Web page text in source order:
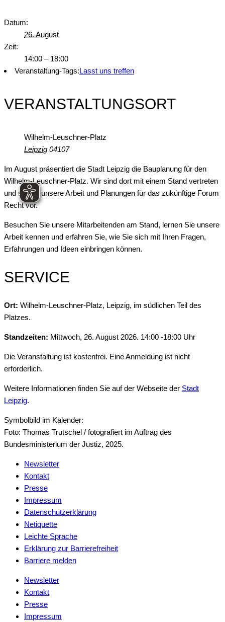
Datum:
26. August
Zeit:
14:00 – 18:00
Veranstaltung-Tags:Lasst uns treffen
VERANSTALTUNGSORT
Wilhelm-Leuschner-Platz
Leipzig 04107
Im August präsentiert die Stadt Leipzig die Bauplanung für den
Wilhelm-Leuschner-Platz. Wir sind dort mit einem Stand vertreten
und stellen unsere Arbeit und Planungen für das zukünftige Forum
Recht vor.
Besuchen Sie unsere Mitarbeitenden am Stand, lernen Sie unsere
Arbeit kennen und erfahren Sie, wie Sie sich mit Ihren Fragen,
Erfahrungen und Ideen einbringen können.
SERVICE
Ort: Wilhelm-Leuschner-Platz, Leipzig, im südlichen Teil des
Platzes.
Standzeiten: Mittwoch, 26. August 2026. 14:00 -18:00 Uhr
Die Veranstaltung ist kostenfrei. Eine Anmeldung ist nicht
erforderlich.
Weitere Informationen finden Sie auf der Webseite der Stadt
Leipzig.
Symbolbild im Kalender:
Foto: Thomas Trutschel / fotografiert im Auftrag des
Bundesministerium der Justiz, 2025.
Newsletter
Kontakt
Presse
Impressum
Datenschutzerklärung
Netiquette
Leichte Sprache
Erklärung zur Barrierefreiheit
Barriere melden
Newsletter
Kontakt
Presse
Impressum